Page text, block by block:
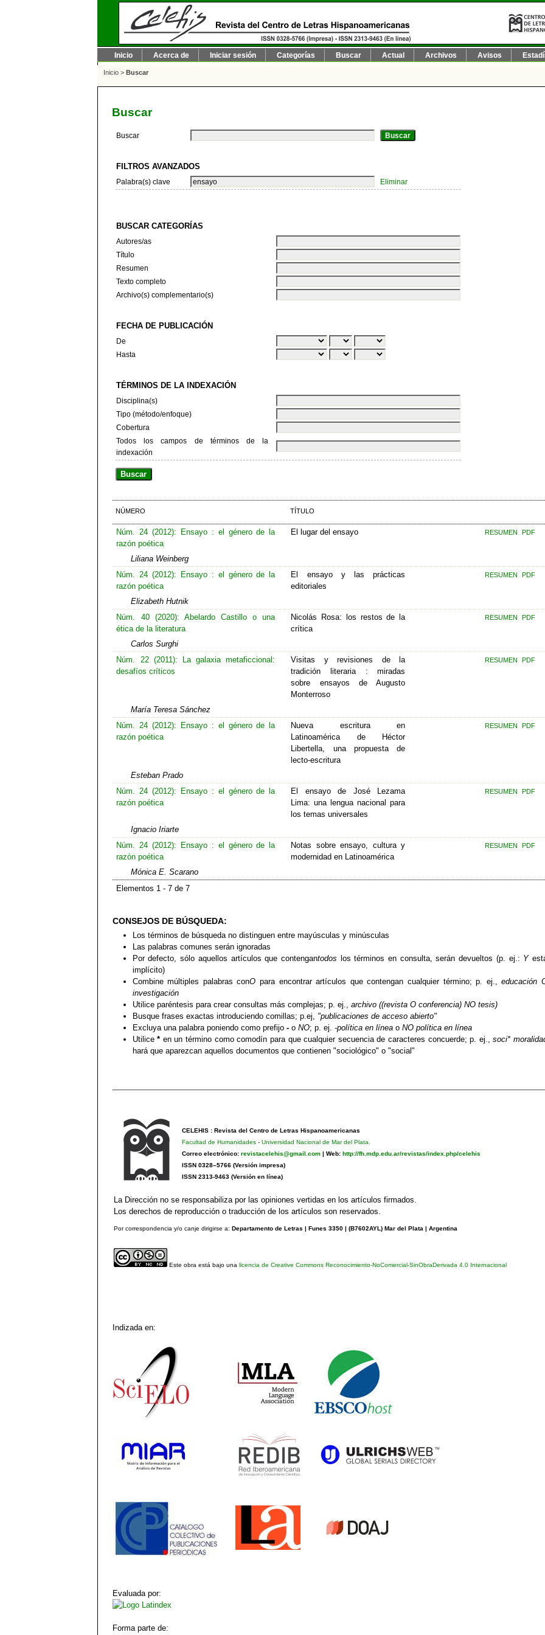
Inicio Acerca de Iniciar sesión Categorías Buscar Actual Archivos Avisos
Inicio > Buscar
Buscar
Buscar
FILTROS AVANZADOS
Palabra(s) clave Eliminar
BUSCAR CATEGORÍAS
Autores/as
Título
Resumen
Texto completo
Archivo(s) complementario(s)
FECHA DE PUBLICACIÓN
De
Hasta
TÉRMINOS DE LA INDEXACIÓN
Disciplina(s)
Tipo (método/enfoque)
Cobertura
Todos los campos de términos de la
indexación
NÚMERO TÍTULO
Núm. 24 (2012): Ensayo : el género de la
razón poética
El lugar del ensayo RESUMEN PDF
Liliana Weinberg
Núm. 24 (2012): Ensayo : el género de la
razón poética
El ensayo y las prácticas
editoriales
RESUMEN PDF
Elizabeth Hutnik
Núm. 40 (2020): Abelardo Castillo o una
ética de la literatura
Nicolás Rosa: los restos de la
crítica
RESUMEN PDF
Carlos Surghi
Núm. 22 (2011): La galaxia metaficcional:
desafíos críticos
Visitas y revisiones de la
tradición literaria : miradas
sobre ensayos de Augusto
Monterroso
RESUMEN PDF
María Teresa Sánchez
Núm. 24 (2012): Ensayo : el género de la
razón poética
Nueva escritura en
Latinoamérica de Héctor
Libertella, una propuesta de
lecto-escritura
RESUMEN PDF
Esteban Prado
Núm. 24 (2012): Ensayo : el género de la
razón poética
El ensayo de José Lezama
Lima: una lengua nacional para
los temas universales
RESUMEN PDF
Ignacio Iriarte
Núm. 24 (2012): Ensayo : el género de la
razón poética
Notas sobre ensayo, cultura y
modernidad en Latinoamérica
RESUMEN PDF
Mónica E. Scarano
Elementos 1 - 7 de 7
CONSEJOS DE BÚSQUEDA:
Los términos de búsqueda no distinguen entre mayúsculas y minúsculas
Las palabras comunes serán ignoradas
Por defecto, sólo aquellos artículos que contengantodos los términos en consulta, serán devueltos (p. ej.: Y
implícito)
Combine múltiples palabras conO para encontrar artículos que contengan cualquier término; p. ej.,educación
investigación
Utilice paréntesis para crear consultas más complejas; p. ej., archivo ((revista O conferencia) NO tesis)
Busque frases exactas introduciendo comillas; p.ej, "publicaciones de acceso abierto"
Excluya una palabra poniendo como prefijo -o NO; p. ej. -política en líneao NO política en línea
Utilice* en un término como comodín para que cualquier secuencia de caracteres concuerde; p. ej.,soci*
hará que aparezcan aquellos documentos que contienen "sociológico" o "social"
CELEHIS : Revista del Centro de Letras Hispanoamericanas
Facultad de Humanidades- Universidad Nacional de Mar del Plata
Correo electrónico: revistacelehis@gmail.com| Web: http://fh.mdp.edu.ar/revistas/index.php/celehis
ISSN 0328–5766 (Versión impresa)
ISSN 2313-9463 (Versión en línea)
La Dirección no se responsabiliza por las opiniones vertidas en los artículos firmados.
Los derechos de reproducción o traducción de los artículos son reservados.
Por correspondencia y/o canje dirigirse a: Departamento de Letras | Funes 3350 | (B7602AYL) Mar del Plata | Argentina
Este obra está bajo una licencia de Creative Commons Reconocimiento-NoComercial-SinObraDerivada 4.0 Internacional
Indizada en:
Evaluada por:
Forma parte de: